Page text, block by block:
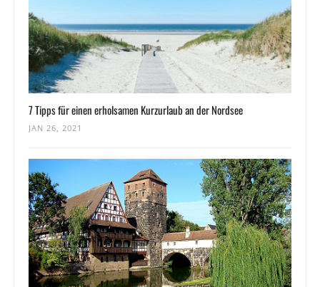
7 Tipps für einen erholsamen Kurzurlaub an der Nordsee
JAN 26, 2021